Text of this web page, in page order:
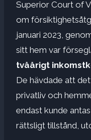
Superior Court of
om
januari 2023,
sitt hem var
tvåårigt
De hävdade att
privatliv och
endast kunde
rättsligt tillstånd,